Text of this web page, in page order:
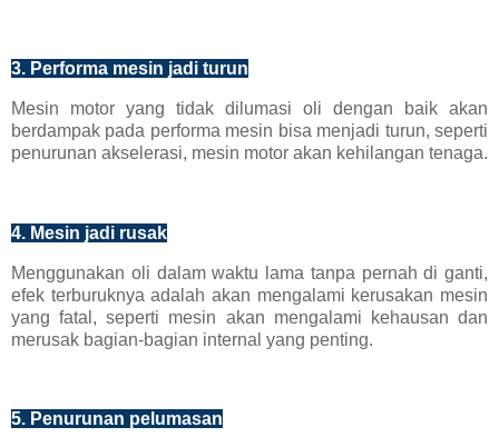
3. Performa mesin jadi turun
Mesin motor yang tidak dilumasi oli dengan baik akan
berdampak pada performa mesin bisa menjadi turun, seperti
penurunan akselerasi, mesin motor akan kehilangan tenaga.
4. Mesin jadi rusak
Menggunakan oli dalam waktu lama tanpa pernah di ganti,
efek terburuknya adalah akan mengalami kerusakan mesin
yang fatal, seperti mesin akan mengalami kehausan dan
merusak bagian-bagian internal yang penting.
5. Penurunan pelumasan